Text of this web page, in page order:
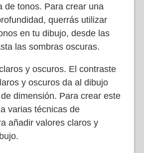
de tonos. Para crear una
querrás utilizar
en tu dibujo, desde las
las sombras oscuras.
y oscuros. El contraste
y oscuros da al dibujo
dimensión. Para crear este
varias técnicas de
añadir valores claros y